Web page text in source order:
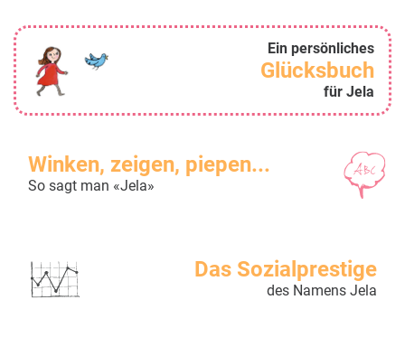
Ein persönliches
Glücksbuch
für Jela
Winken, zeigen, piepen...
So sagt man «Jela»
Das Sozialprestige
des Namens Jela